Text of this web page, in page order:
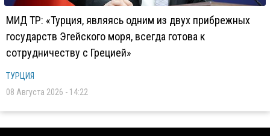
МИД ТР: «Турция, являясь одним из двух прибрежных
государств Эгейского моря, всегда готова к
сотрудничеству с Грецией»
ТУРЦИЯ
08 Августа 2026 - 14:22